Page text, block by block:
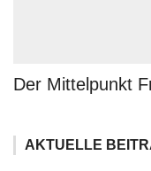
Der Mittelpunkt
AKTUELLE